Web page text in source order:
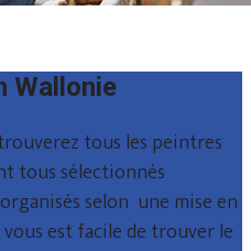
Wallonie
tous les peintres
tous sélectionnés
selon une mise en
est facile de trouver le